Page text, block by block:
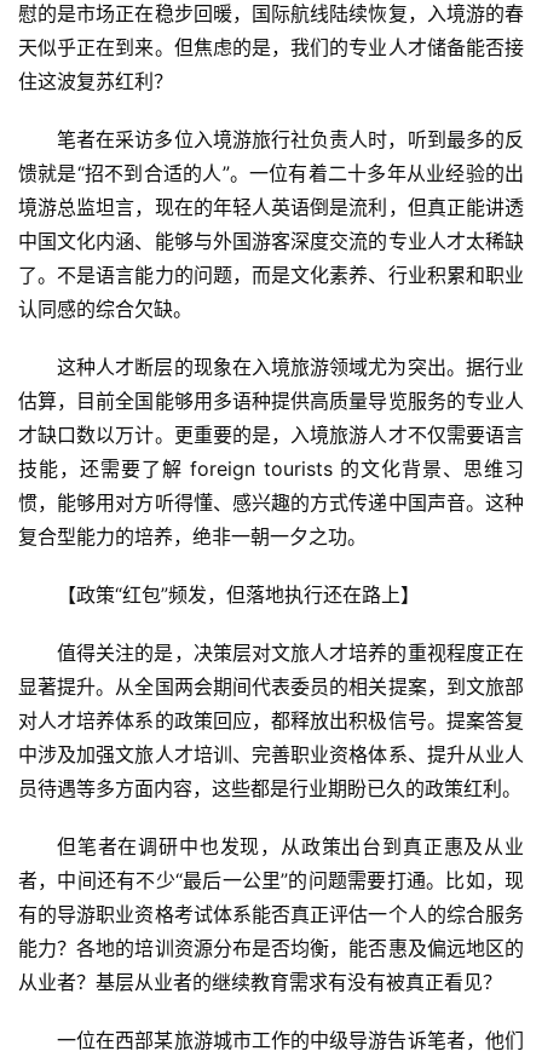
慰的是市场正在稳步回暖，国际航线陆续恢复，入境游的春
天似乎正在到来。但焦虑的是，我们的专业人才储备能否接
住这波复苏红利？
笔者在采访多位入境游旅行社负责人时，听到最多的反
馈就是“招不到合适的人”。一位有着二十多年从业经验的出
境游总监坦言，现在的年轻人英语倒是流利，但真正能讲透
中国文化内涵、能够与外国游客深度交流的专业人才太稀缺
了。不是语言能力的问题，而是文化素养、行业积累和职业
认同感的综合欠缺。
这种人才断层的现象在入境旅游领域尤为突出。据行业
估算，目前全国能够用多语种提供高质量导览服务的专业人
才缺口数以万计。更重要的是，入境旅游人才不仅需要语言
技能，还需要了解 foreign tourists 的文化背景、思维习
惯，能够用对方听得懂、感兴趣的方式传递中国声音。这种
复合型能力的培养，绝非一朝一夕之功。
【政策“红包”频发，但落地执行还在路上】
值得关注的是，决策层对文旅人才培养的重视程度正在
显著提升。从全国两会期间代表委员的相关提案，到文旅部
对人才培养体系的政策回应，都释放出积极信号。提案答复
中涉及加强文旅人才培训、完善职业资格体系、提升从业人
员待遇等多方面内容，这些都是行业期盼已久的政策红利。
但笔者在调研中也发现，从政策出台到真正惠及从业
者，中间还有不少“最后一公里”的问题需要打通。比如，现
有的导游职业资格考试体系能否真正评估一个人的综合服务
能力？各地的培训资源分布是否均衡，能否惠及偏远地区的
从业者？基层从业者的继续教育需求有没有被真正看见？
一位在西部某旅游城市工作的中级导游告诉笔者，他们